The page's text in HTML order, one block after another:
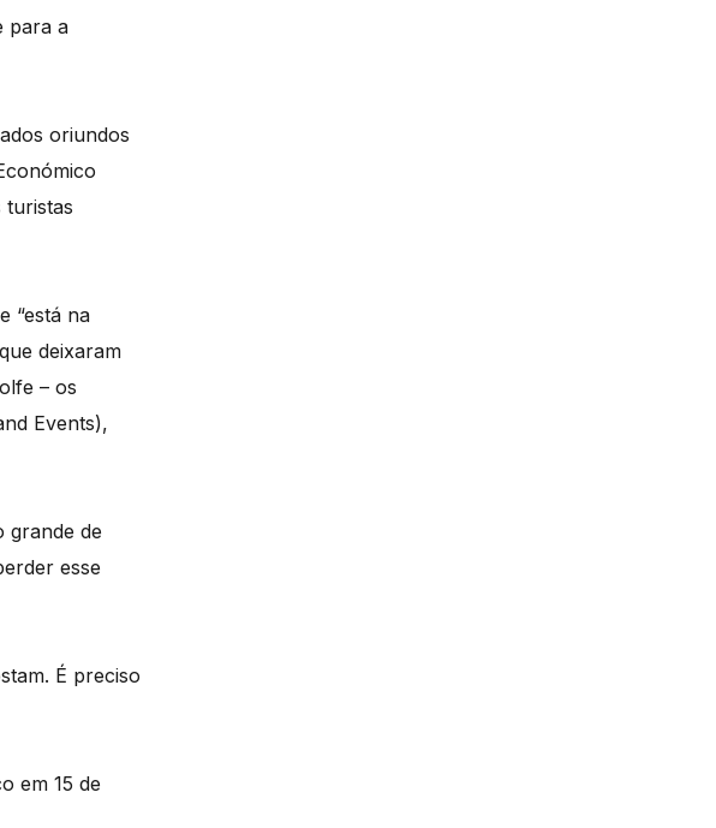
para a
oriundos
turistas
“está na
deixaram
– os
Events),
grande de
esse
É preciso
em 15 de